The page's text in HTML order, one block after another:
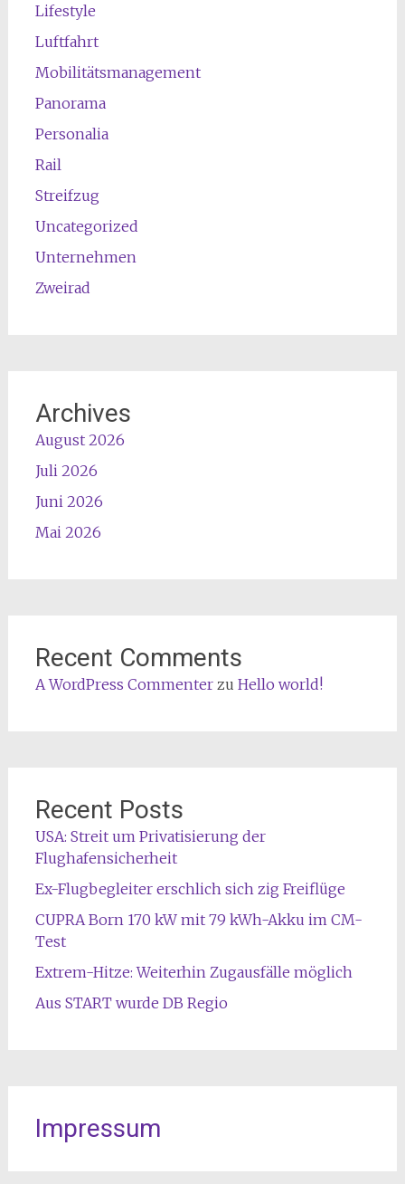
Lifestyle
Luftfahrt
Mobilitätsmanagement
Panorama
Personalia
Rail
Streifzug
Uncategorized
Unternehmen
Zweirad
Archives
August 2026
Juli 2026
Juni 2026
Mai 2026
Recent Comments
A WordPress Commenterzu Hello world!
Recent Posts
USA: Streit um Privatisierung der
Flughafensicherheit
Ex-Flugbegleiter erschlich sich zig Freiflüge
CUPRA Born 170 kW mit 79 kWh-Akku im CM-
Test
Extrem-Hitze: Weiterhin Zugausfälle möglich
Aus START wurde DB Regio
Impressum